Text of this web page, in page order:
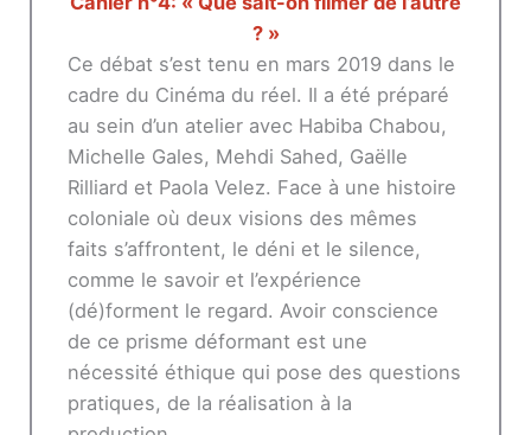
? »
Ce débat s’est tenu en mars 2019 dans le
cadre du Cinéma du réel. Il a été préparé
au sein d’un atelier avec Habiba Chabou,
Michelle Gales, Mehdi Sahed, Gaëlle
Rilliard et Paola Velez. Face à une histoire
coloniale où deux visions des mêmes
faits s’affrontent, le déni et le silence,
comme le savoir et l’expérience
(dé)forment le regard. Avoir conscience
de ce prisme déformant est une
nécessité éthique qui pose des questions
pratiques, de la réalisation à la